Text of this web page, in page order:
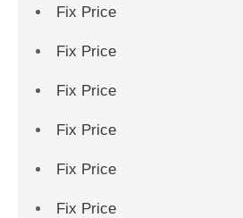
Fix Price
Fix Price
Fix Price
Fix Price
Fix Price
Fix Price